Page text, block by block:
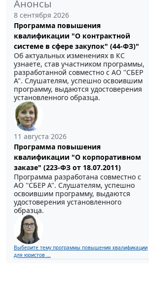
Анонсы
8 сентября 2026
Программа повышения
квалификации "О контрактной
системе в сфере закупок" (44-ФЗ)"
Об актуальных изменениях в КС
узнаете, став участником программы,
разработанной совместно с АО ''СБЕР
А". Слушателям, успешно освоившим
программу, выдаются удостоверения
установленного образца.
11 августа 2026
Программа повышения
квалификации "О корпоративном
заказе" (223-ФЗ от 18.07.2011)
Программа разработана совместно с
АО ''СБЕР А". Слушателям, успешно
освоившим программу, выдаются
удостоверения установленного
образца.
Выберите тему программы повышения квалификации
для юристов ...